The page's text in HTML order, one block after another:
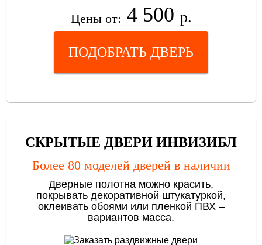
Цены от: 4 500 р.
ПОДОБРАТЬ ДВЕРЬ
СКРЫТЫЕ ДВЕРИ ИНВИЗИБЛ
Более 80 моделей дверей в наличии
Дверные полотна можно красить,
покрывать декоративной штукатуркой,
оклеивать обоями или пленкой ПВХ –
вариантов масса.